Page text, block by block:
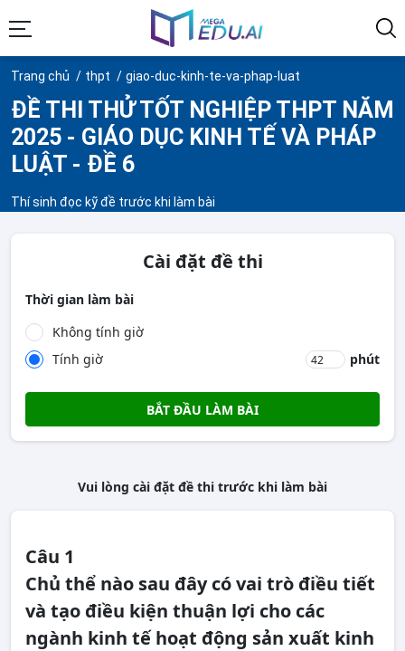
Trang chủ thpt giao-duc-kinh-te-va-phap-luat
ĐỀ THI THỬ TỐT NGHIỆP THPT NĂM
2025 - GIÁO DỤC KINH TẾ VÀ PHÁP
LUẬT - ĐỀ 6
Thí sinh đọc kỹ đề trước khi làm bài
Cài đặt đề thi
Thời gian làm bài
Không tính giờ
Tính giờ
phút
BẮT ĐẦU LÀM BÀI
Vui lòng cài đặt đề thi trước khi làm bài
Câu 1
Chủ thể nào sau đây có vai trò điều tiết
và tạo điều kiện thuận lợi cho các
ngành kinh tế hoạt động sản xuất kinh